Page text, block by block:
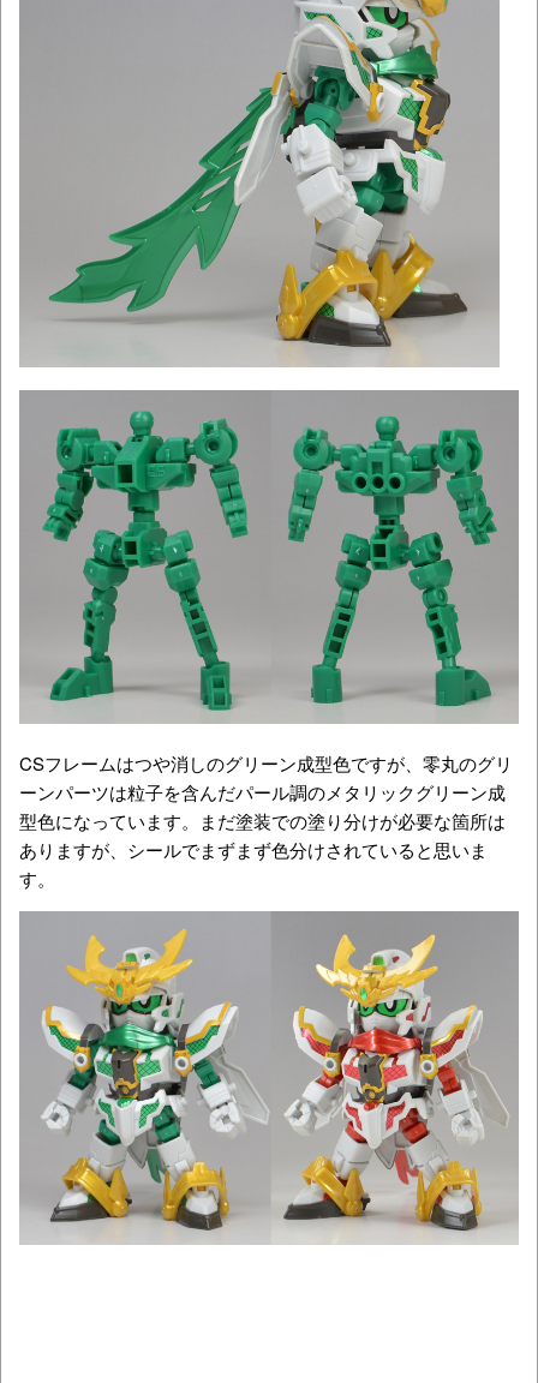
CSフレームはつや消しのグリーン成型色ですが、零丸のグリ
ーンパーツは粒子を含んだパール調のメタリックグリーン成
型色になっています。まだ塗装での塗り分けが必要な箇所は
ありますが、シールでまずまず色分けされていると思いま
す。